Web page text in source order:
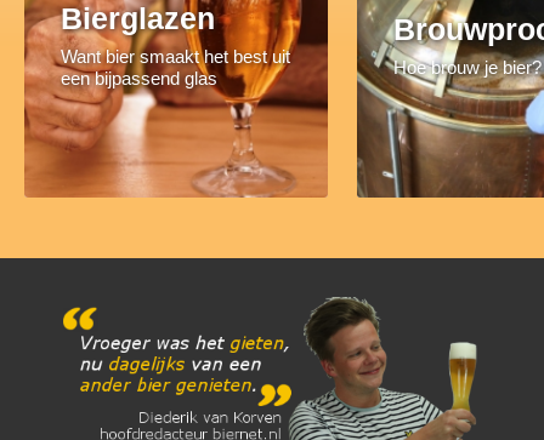
Bierglazen
Want bier smaakt het best uit
een bijpassend glas
Hoe brouw je bier?